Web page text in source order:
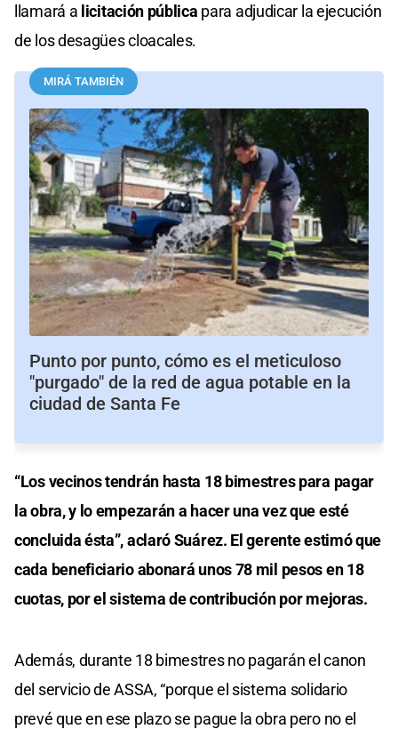
llamará a licitación pública para adjudicar la ejecución
de los desagües cloacales.
MIRÁ TAMBIÉN
Punto por punto, cómo es el meticuloso
"purgado" de la red de agua potable en la
ciudad de Santa Fe
“Los vecinos tendrán hasta 18 bimestres para pagar
la obra, y lo empezarán a hacer una vez que esté
concluida ésta”, aclaró Suárez. El gerente estimó que
cada beneficiario abonará unos 78 mil pesos en 18
cuotas, por el sistema de contribución por mejoras.
Además, durante 18 bimestres no pagarán el canon
del servicio de ASSA, “porque el sistema solidario
prevé que en ese plazo se pague la obra pero no el